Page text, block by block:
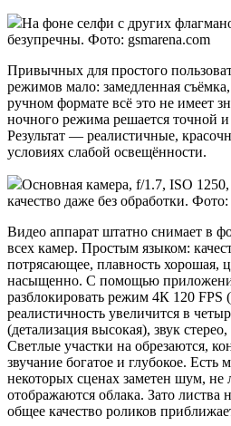
На фоне селфи с других
безупречны. Фото: gsmarena.com
Привычных для простого
режимов мало: замедленная
ручном формате всё это не имеет
ночного режима решается точной
Результат — реалистичные,
условиях слабой освещённости.
Основная камера, f/1.7, ISO
качество даже без обработки. Фото:
Видео аппарат штатно снимает в
всех камер. Простым языком:
потрясающее, плавность хорошая,
насыщенно. С помощью
разблокировать режим 4К 120 FPS
реалистичность увеличится в
(детализация высокая), звук
Светлые участки на обрезаются,
звучание богатое и глубокое. Есть
некоторых сценах заметен шум,
отображаются облака. Зато листва
общее качество роликов